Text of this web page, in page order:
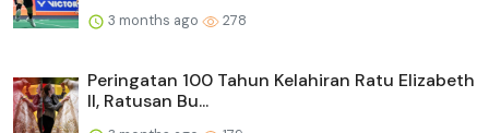
3 months ago 278
Peringatan 100 Tahun Kelahiran Ratu Elizabeth
II, Ratusan Bu...